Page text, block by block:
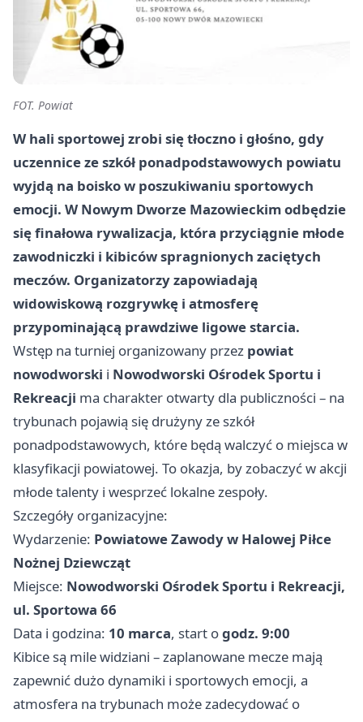
FOT. Powiat
W hali sportowej zrobi się tłoczno i głośno, gdy
uczennice ze szkół ponadpodstawowych powiatu
wyjdą na boisko w poszukiwaniu sportowych
emocji. W Nowym Dworze Mazowieckimodbędzie
się finałowa rywalizacja, która przyciągnie młode
zawodniczki i kibiców spragnionych zaciętych
meczów. Organizatorzy zapowiadają
widowiskową rozgrywkę i atmosferę
przypominającą prawdziwe ligowe starcia.
Wstęp na turniej organizowany przez powiat
nowodworski i Nowodworski Ośrodek Sportu i
Rekreacji ma charakter otwarty dla publiczności – na
trybunach pojawią się drużyny ze szkół
ponadpodstawowych, które będą walczyć o miejsca w
klasyfikacji powiatowej. To okazja, by zobaczyć w akcji
młode talenty i wesprzeć lokalne zespoły.
Szczegóły organizacyjne:
Wydarzenie: Powiatowe Zawody w Halowej Piłce
Nożnej Dziewcząt
Miejsce: Nowodworski Ośrodek Sportu i Rekreacji,
ul. Sportowa 66
Data i godzina: 10 marca, start ogodz. 9:00
Kibice są mile widziani – zaplanowane mecze mają
zapewnić dużo dynamiki i sportowych emocji, a
atmosfera na trybunach może zadecydować o